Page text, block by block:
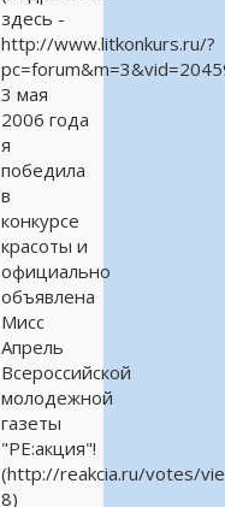
здесь -
http://www.litkonkurs.ru/?
3 мая
2006 года
я
победила
в
конкурсе
красоты и
официально
объявлена
Мисс
Апрель
Всероссийской
молодежной
газеты
"РЕ:акция"!
(http://reakcia.ru/votes/
8)